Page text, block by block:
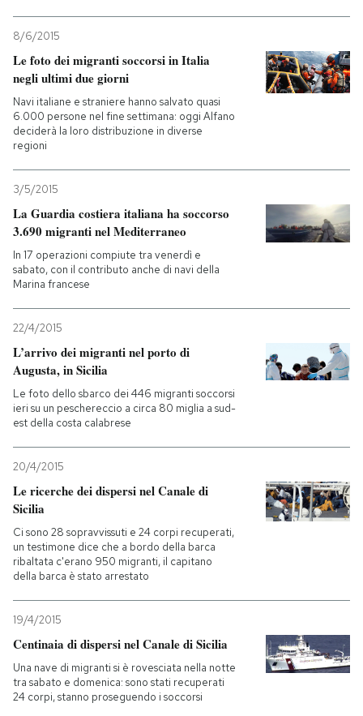
AREA PERSONALE
Entra
8/6/2015
Le foto dei migranti soccorsi in Italia
negli ultimi due giorni
Navi italiane e straniere hanno salvato quasi
6.000 persone nel fine settimana: oggi Alfano
deciderà la loro distribuzione in diverse
regioni
3/5/2015
La Guardia costiera italiana ha soccorso
3.690 migranti nel Mediterraneo
In 17 operazioni compiute tra venerdì e
sabato, con il contributo anche di navi della
Marina francese
22/4/2015
L’arrivo dei migranti nel porto di
Augusta, in Sicilia
Le foto dello sbarco dei 446 migranti soccorsi
ieri su un peschereccio a circa 80 miglia a sud-
est della costa calabrese
20/4/2015
Le ricerche dei dispersi nel Canale di
Sicilia
Ci sono 28 sopravvissuti e 24 corpi recuperati,
un testimone dice che a bordo della barca
ribaltata c'erano 950 migranti, il capitano
della barca è stato arrestato
19/4/2015
Centinaia di dispersi nel Canale di Sicilia
Una nave di migranti si è rovesciata nella notte
tra sabato e domenica: sono stati recuperati
24 corpi, stanno proseguendo i soccorsi